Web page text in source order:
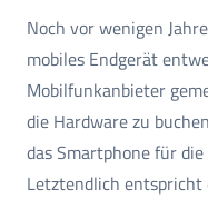
Noch vor wenigen
mobiles Endgerät
Mobilfunkanbieter
die Hardware zu
das Smartphone für
Letztendlich entspricht